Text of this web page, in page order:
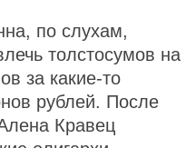
по слухам,
толстосумов на
за какие-то
рублей. После
Кравец